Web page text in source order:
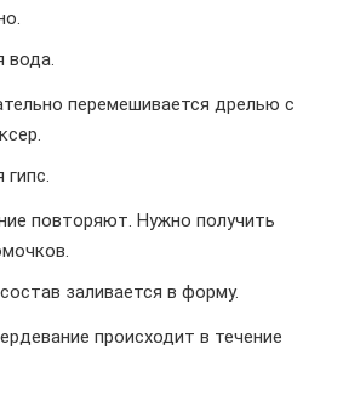
вода.
перемешивается дрелью с
повторяют. Нужно получить
заливается в форму.
происходит в течение